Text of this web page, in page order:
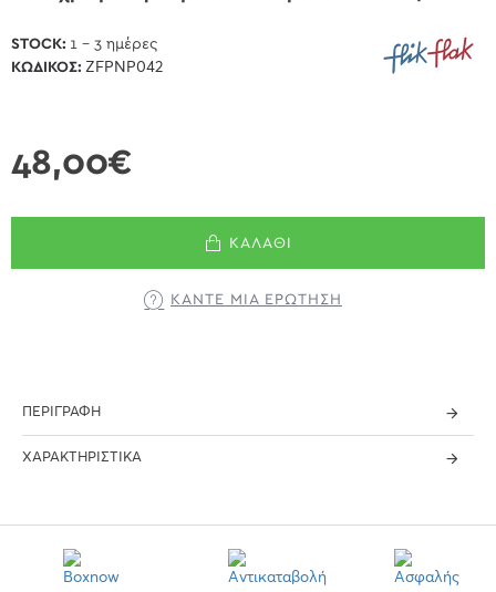
48,00€
STOCK: 1 - 3 ημέρες
ΚΩΔΙΚΌΣ: ZFPNP042
ΚΑΛΆΘΙ
ΚΆΝΤΕ ΜΊΑ ΕΡΏΤΗΣΗ
ΠΕΡΙΓΡΑΦΉ
ΧΑΡΑΚΤΗΡΙΣΤΙΚΆ